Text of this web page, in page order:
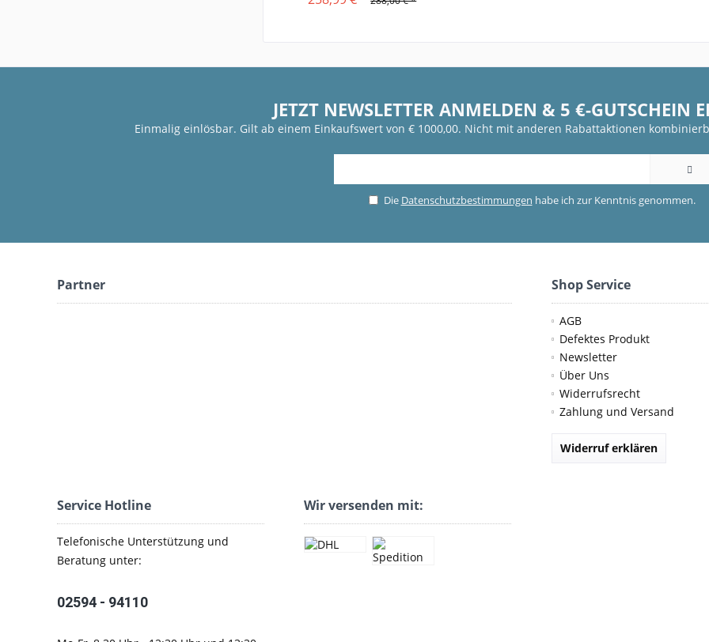
JETZT NEWSLETTER ANMELDEN & 5 €-GUTSCHEIN
Einmalig einlösbar. Gilt ab einem Einkaufswert von € 1000,00. Nicht mit anderen Rabattaktionen
Die Datenschutzbestimmungen habe ich zur Kenntnis genommen.
Partner Shop Service
AGB
Defektes Produkt
Newsletter
Über Uns
Widerrufsrecht
Zahlung und Versand
Widerruf erklären
Service Hotline
Telefonische Unterstützung und
Beratung unter:
02594 - 94110
Wir versenden mit: